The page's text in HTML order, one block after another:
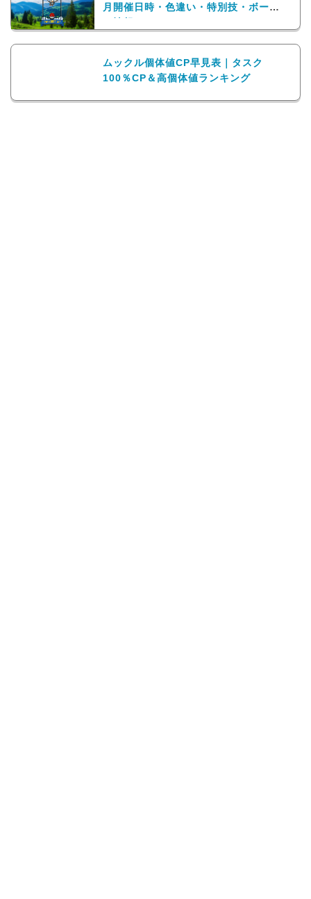
月開催日時・色違い・特別技・ボーナ
ムックル個体値CP早見表｜タスク
100％CP＆高個体値ランキング